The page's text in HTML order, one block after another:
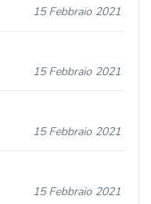
15 Febbraio 2021
15 Febbraio 2021
15 Febbraio 2021
15 Febbraio 2021